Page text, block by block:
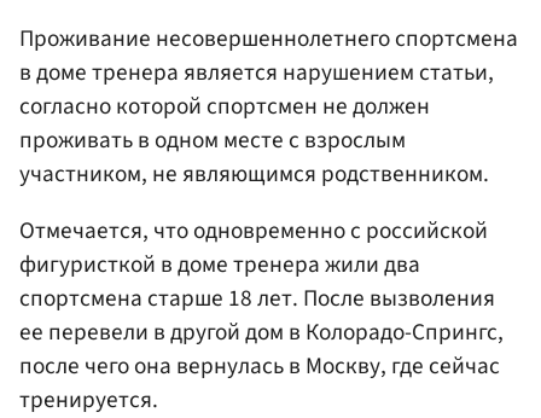
Проживание несовершеннолетнего спортсмена
в доме тренера является нарушением статьи,
согласно которой спортсмен не должен
проживать в одном месте с взрослым
участником, не являющимся родственником.
Отмечается, что одновременно с российской
фигуристкой в доме тренера жили два
спортсмена старше 18 лет. После вызволения
ее перевели в другой дом в Колорадо-Спрингс,
после чего она вернулась в Москву, где сейчас
тренируется.